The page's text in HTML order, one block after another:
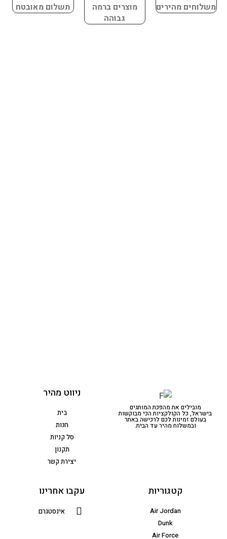
משלוחים מהירים
מוצרים ברמה
גבוהה
תשלום מאובטח
מובילים את מהפכת המותגים
בישראל, כל הקולקציות הכי מבוקשות
בעולם זמינות לכם לרכישה באתר
ובמשלוח מהיר עד הבית.
ניווט מהיר
בית
חנות
סל קניות
תקנון
יצירת קשר
קטגוריות
Air Jordan
Dunk
Air Force
עקבו אחרינו
אינסטגרם